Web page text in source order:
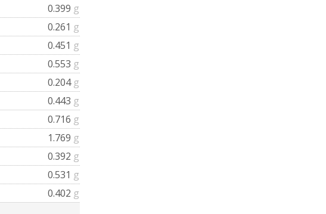
0.399 g
0.261 g
0.451 g
0.553 g
0.204 g
0.443 g
0.716 g
1.769 g
0.392 g
0.531 g
0.402 g